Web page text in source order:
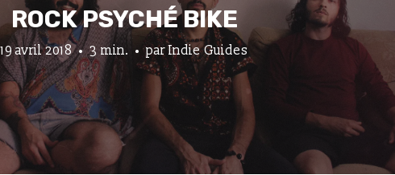
ROCK PSYCHÉ BIKE
19 avril 2018 3 min. parIndie Guides